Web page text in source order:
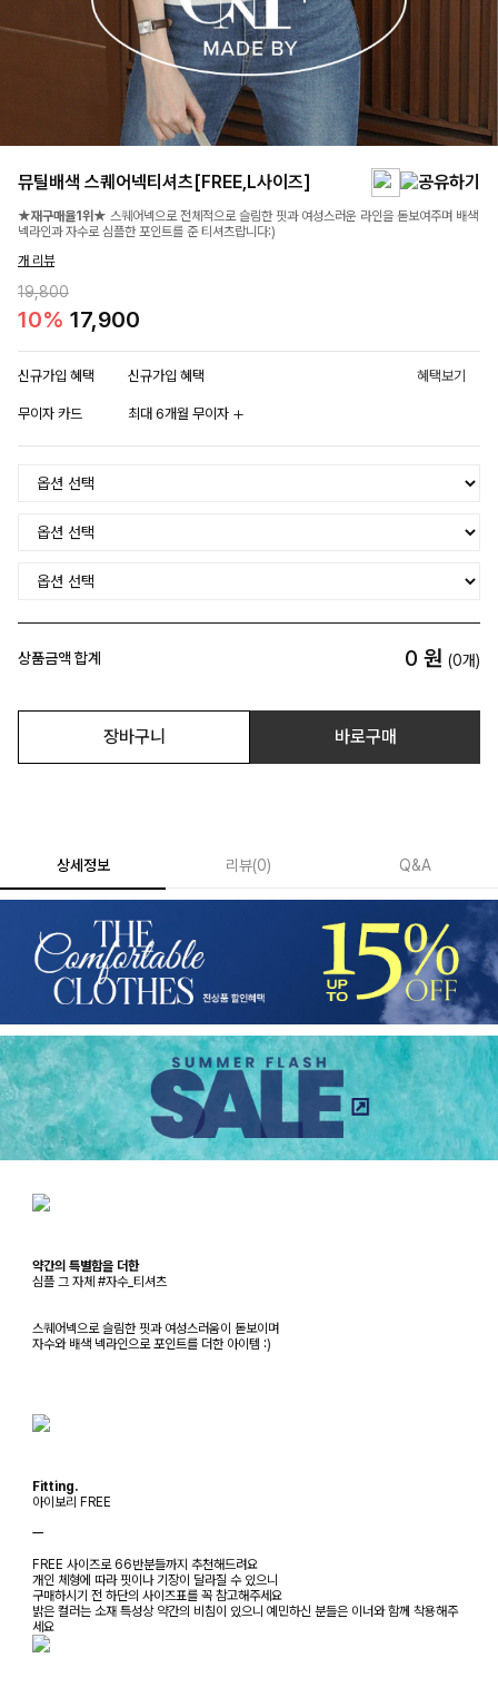
뮤틸배색 스퀘어넥티셔츠[FREE,L사이즈]
★재구매율1위★ 스퀘어넥으로 전체적으로 슬림한 핏과 여성스러운 라인을 돋보여주며 배색
넥라인과 자수로 심플한 포인트를 준 티셔츠랍니다:)
개 리뷰
19,800
10% 17,900
신규가입 혜택 신규가입 혜택 혜택보기
무이자 카드 최대 6개월 무이자
상품금액 합계 0 원 (0개)
장바구니 바로구매
상세정보 리뷰(0) Q&A
약간의 특별함을 더한
심플 그 자체 #자수_티셔츠
스퀘어넥으로 슬림한 핏과 여성스러움이 돋보이며
자수와 배색 넥라인으로 포인트를 더한 아이템 :)
Fitting.
아이보리 FREE
ㅡ
FREE 사이즈로 66반분들까지 추천해드려요
개인 체형에 따라 핏이나 기장이 달라질 수 있으니
구매하시기 전 하단의 사이즈표를 꼭 참고해주세요
밝은 컬러는 소재 특성상 약간의 비침이 있으니 예민하신 분들은 이너와 함께 착용해주
세요